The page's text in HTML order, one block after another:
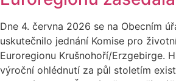
Dne 4. června 2026 se na Obecním
uskutečnilo jednání Komise pro
Euroregionu Krušnohoří/Erzgebirge.
výroční ohlédnutí za půl stoletím